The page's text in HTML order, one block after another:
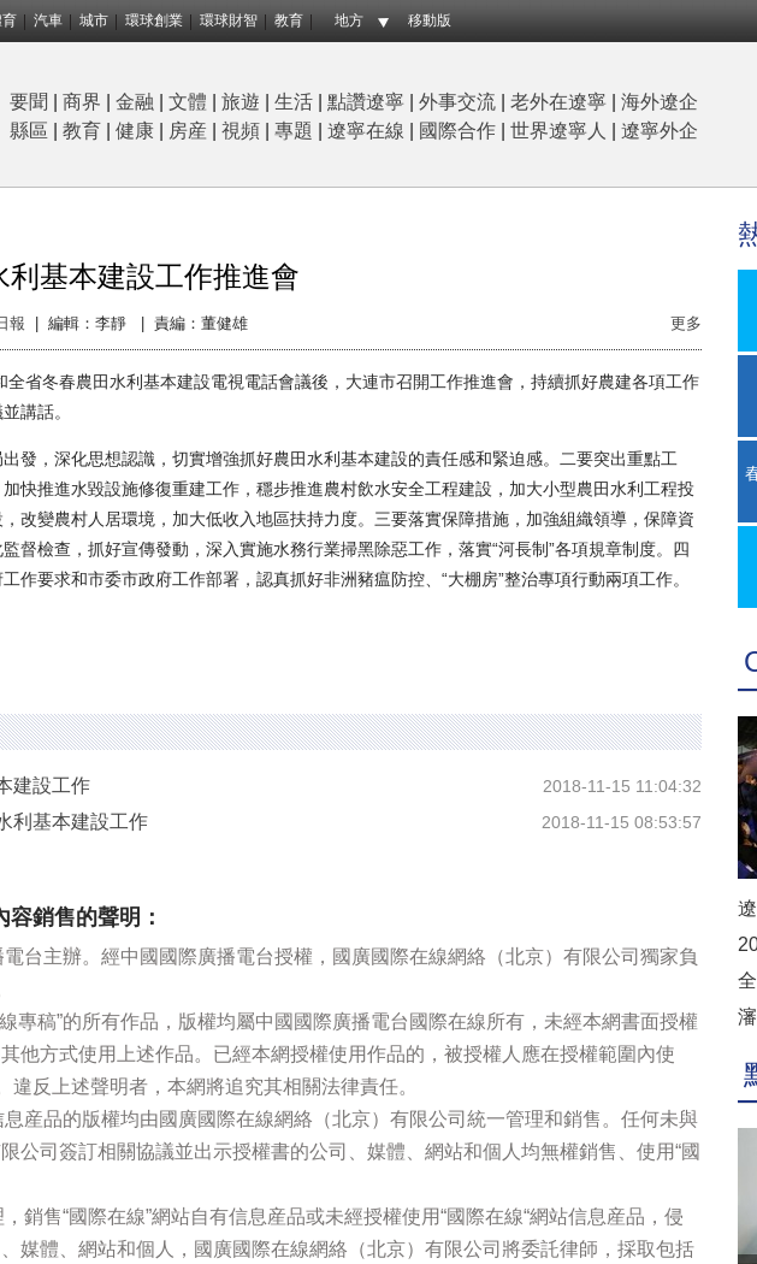
汽車 城市 環球創業 環球財智 教育 地方 移動版
要聞 商界 金融 文體 旅遊 生活 點讚遼寧 外事交流 老外在遼寧
海外遼企
縣區
教育 健康 房産 視頻 專題 遼寧在線 國際合作 世界遼寧人 遼寧外企
基本建設工作推進會
報 編輯：李靜 | 責編：董健雄 更多
冬春農田水利基本建設電視電話會議後，大連市召開工作推進會，持續抓好農建各項工作
講話。
，深化思想認識，切實增強抓好農田水利基本建設的責任感和緊迫感。二要突出重點工
快推進水毀設施修復重建工作，穩步推進農村飲水安全工程建設，加大小型農田水利工程投
改變農村人居環境，加大低收入地區扶持力度。三要落實保障措施，加強組織領導，保障資
督檢查，抓好宣傳發動，深入實施水務行業掃黑除惡工作，落實“河長制”各項規章制度。四
作要求和市委市政府工作部署，認真抓好非洲豬瘟防控、“大棚房”整治專項行動兩項工作。
2018-11-15 11:04:32
建設工作
2018-11-15 08:53:57
利基本建設工作
銷售的聲明：
電台主辦。經中國國際廣播電台授權，國廣國際在線網絡（北京）有限公司獨家負
專稿”的所有作品，版權均屬中國國際廣播電台國際在線所有，未經本網書面授權
他方式使用上述作品。已經本網授權使用作品的，被授權人應在授權範圍內使
違反上述聲明者，本網將追究其相關法律責任。
息産品的版權均由國廣國際在線網絡（北京）有限公司統一管理和銷售。任何未與
公司簽訂相關協議並出示授權書的公司、媒體、網站和個人均無權銷售、使用“國
銷售“國際在線”網站自有信息産品或未經授權使用“國際在線“網站信息産品，侵
媒體、網站和個人，國廣國際在線網絡（北京）有限公司將委託律師，採取包括